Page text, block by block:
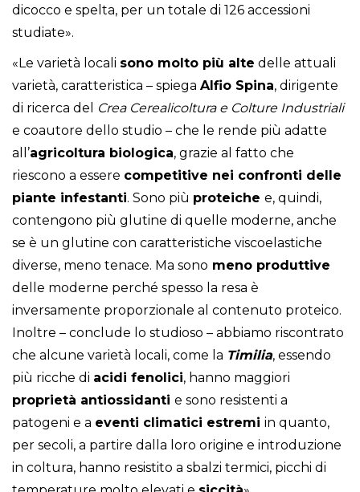
dicocco e spelta, per un totale di 126 accessioni
studiate».
«Le varietà locali sono molto più alte delle attuali
varietà, caratteristica – spiega Alfio Spina, dirigente
di ricerca del
Crea Cerealicoltura e Colture Industriali
e coautore dello studio – che le rende più adatte
all’agricoltura biologica, grazie al fatto che
riescono a essere competitive nei confronti delle
piante infestanti. Sono più proteiche e, quindi,
contengono più glutine di quelle moderne, anche
se è un glutine con caratteristiche viscoelastiche
diverse, meno tenace. Ma sono meno produttive
delle moderne perché spesso la resa è
inversamente proporzionale al contenuto proteico.
Inoltre – conclude lo studioso – abbiamo riscontrato
che alcune varietà locali, come la Timilia, essendo
più ricche di acidi fenolici, hanno maggiori
proprietà antiossidanti e sono resistenti a
patogeni e a eventi climatici estremi in quanto,
per secoli, a partire dalla loro origine e introduzione
in coltura, hanno resistito a sbalzi termici, picchi di